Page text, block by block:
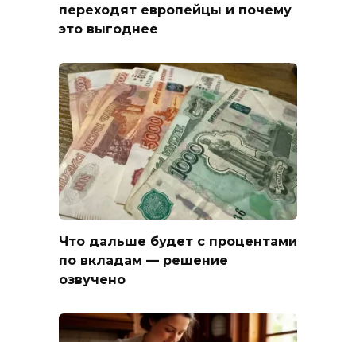
переходят европейцы и почему
это выгоднее
Что дальше будет с процентами
по вкладам — решение
озвучено